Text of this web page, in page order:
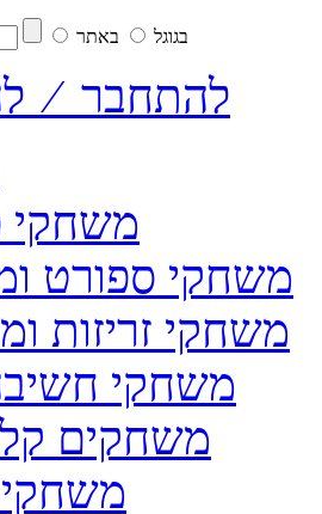
בגוגל באתר
להתחבר ⁄
משחקי
משחקי ספורט
משחקי זריזות
משחקי
משחקים
משחקי